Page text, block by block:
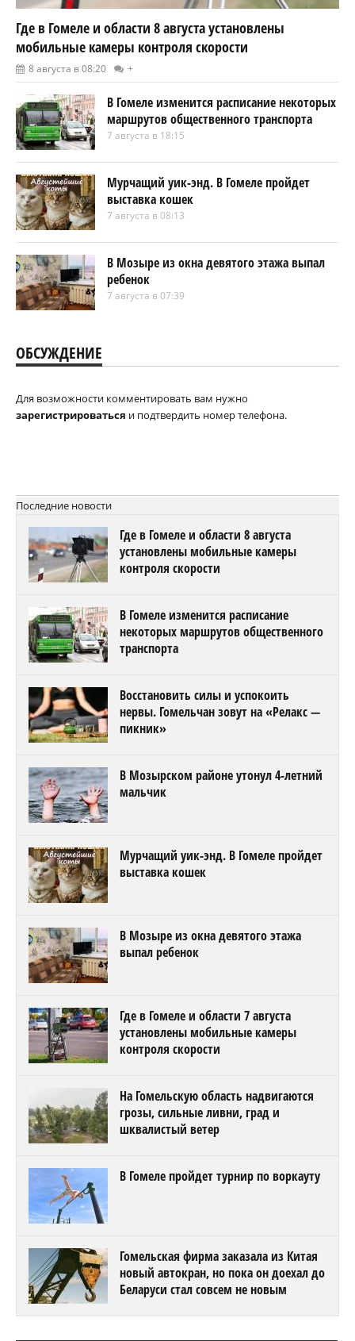
Где в Гомеле и области 8 августа установлены
мобильные камеры контроля скорости
8 августа в 08:20 +
В Гомеле изменится расписание некоторых
маршрутов общественного транспорта
7 августа в 18:15
Мурчащий уик-энд. В Гомеле пройдет
выставка кошек
7 августа в 08:13
В Мозыре из окна девятого этажа выпал
ребенок
7 августа в 07:39
ОБСУЖДЕНИЕ
Для возможности комментировать вам нужно
зарегистрироваться и подтвердить номер телефона.
Последние новости
Где в Гомеле и области 8 августа
установлены мобильные камеры
контроля скорости
В Гомеле изменится расписание
некоторых маршрутов общественного
транспорта
Восстановить силы и успокоить
нервы. Гомельчан зовут на «Релакс —
пикник»
В Мозырском районе утонул 4-летний
мальчик
Мурчащий уик-энд. В Гомеле пройдет
выставка кошек
В Мозыре из окна девятого этажа
выпал ребенок
Где в Гомеле и области 7 августа
установлены мобильные камеры
контроля скорости
На Гомельскую область надвигаются
грозы, сильные ливни, град и
шквалистый ветер
В Гомеле пройдет турнир по воркауту
Гомельская фирма заказала из Китая
новый автокран, но пока он доехал до
Беларуси стал совсем не новым